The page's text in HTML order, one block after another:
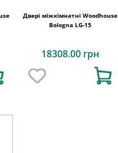
Двері міжкімнатні Woodhouse
Bologna LG-15
18308.00 грн